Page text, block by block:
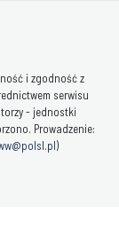
i zgodność z
serwisu
- jednostki
Prowadzenie:
)